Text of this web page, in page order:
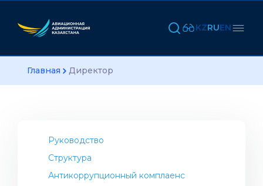
KZRUEN
Главная Директор
Руководство
Структура
Антикоррупционный комплаенс